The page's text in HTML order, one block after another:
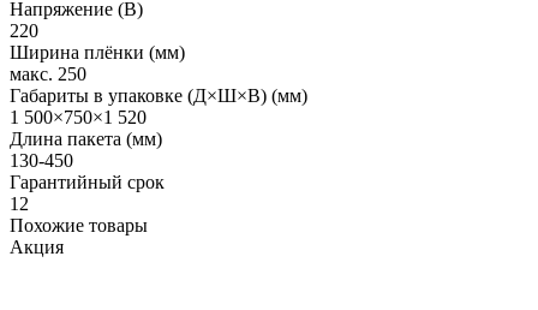
Напряжение (В)
220
Ширина плёнки (мм)
макс. 250
Габариты в упаковке (Д×Ш×В) (мм)
1 500×750×1 520
Длина пакета (мм)
130-450
Гарантийный срок
12
Похожие товары
Акция